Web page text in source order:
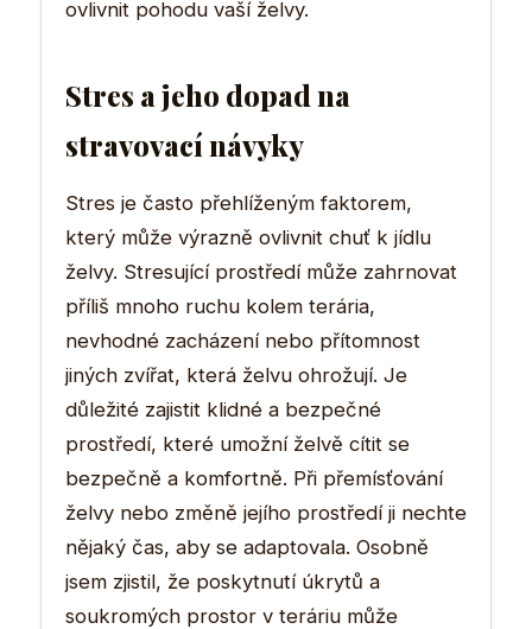
ovlivnit pohodu vaší želvy.
Stres a jeho dopad na
stravovací návyky
Stres je často přehlíženým faktorem,
který může výrazně ovlivnit chuť k jídlu
želvy. Stresující prostředí může zahrnovat
příliš mnoho ruchu kolem terária,
nevhodné zacházení nebo přítomnost
jiných zvířat, která želvu ohrožují. Je
důležité zajistit klidné a bezpečné
prostředí, které umožní želvě cítit se
bezpečně a komfortně. Při přemísťování
želvy nebo změně jejího prostředí ji nechte
nějaký čas, aby se adaptovala. Osobně
jsem zjistil, že poskytnutí úkrytů a
soukromých prostor v teráriu může